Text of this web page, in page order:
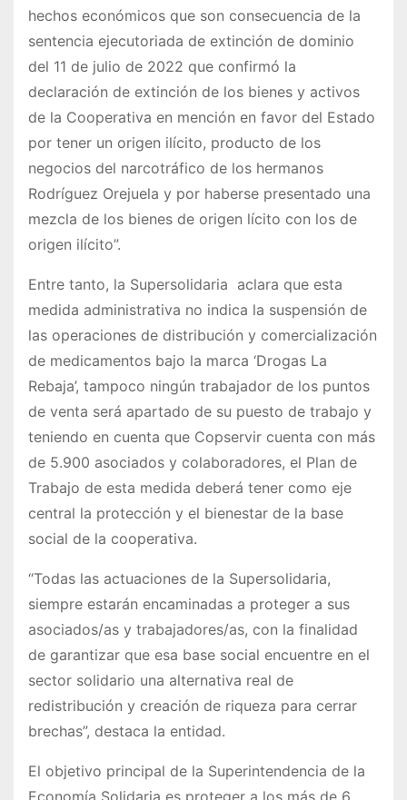
hechos económicos que son consecuencia de la
sentencia ejecutoriada de extinción de dominio
del 11 de julio de 2022 que confirmó la
declaración de extinción de los bienes y activos
de la Cooperativa en mención en favor del Estado
por tener un origen ilícito, producto de los
negocios del narcotráfico de los hermanos
Rodríguez Orejuela y por haberse presentado una
mezcla de los bienes de origen lícito con los de
origen ilícito”.
Entre tanto, la Supersolidaria aclara que esta
medida administrativa no indica la suspensión de
las operaciones de distribución y comercialización
de medicamentos bajo la marca ‘Drogas La
Rebaja’, tampoco ningún trabajador de los puntos
de venta será apartado de su puesto de trabajo y
teniendo en cuenta que Copservir cuenta con más
de 5.900 asociados y colaboradores, el Plan de
Trabajo de esta medida deberá tener como eje
central la protección y el bienestar de la base
social de la cooperativa.
“Todas las actuaciones de la Supersolidaria,
siempre estarán encaminadas a proteger a sus
asociados/as y trabajadores/as, con la finalidad
de garantizar que esa base social encuentre en el
sector solidario una alternativa real de
redistribución y creación de riqueza para cerrar
brechas”, destaca la entidad.
El objetivo principal de la Superintendencia de la
Economía Solidaria es proteger a los más de 6